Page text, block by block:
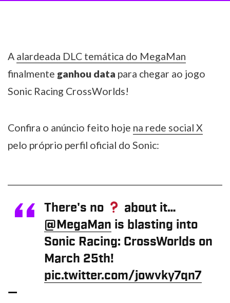
A alardeada DLC temática do MegaMan
finalmente ganhou data para chegar ao jogo
Sonic Racing CrossWorlds!
Confira o anúncio feito hoje na rede social X
pelo próprio perfil oficial do Sonic:
There's no
about it…
@MegaMan is blasting into
Sonic Racing: CrossWorlds on
March 25th!
pic.twitter.com/jowvky7qn7
—